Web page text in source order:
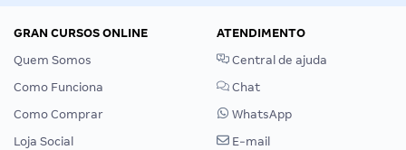
GRAN CURSOS ONLINE
Quem Somos
Como Funciona
Como Comprar
Loja Social
ATENDIMENTO
Central de ajuda
Chat
WhatsApp
E-mail